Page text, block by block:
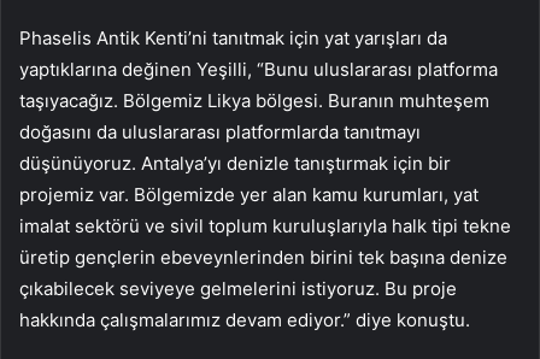
Phaselis Antik Kenti’ni tanıtmak için yat yarışları da
yaptıklarına değinen Yeşilli, “Bunu uluslararası platforma
taşıyacağız. Bölgemiz Likya bölgesi. Buranın muhteşem
doğasını da uluslararası platformlarda tanıtmayı
düşünüyoruz. Antalya’yı denizle tanıştırmak için bir
projemiz var. Bölgemizde yer alan kamu kurumları, yat
imalat sektörü ve sivil toplum kuruluşlarıyla halk tipi tekne
üretip gençlerin ebeveynlerinden birini tek başına denize
çıkabilecek seviyeye gelmelerini istiyoruz. Bu proje
hakkında çalışmalarımız devam ediyor.” diye konuştu.